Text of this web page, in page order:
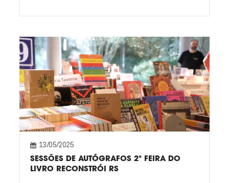
13/05/2025
SESSÕES DE AUTÓGRAFOS 2ª FEIRA DO
LIVRO RECONSTRÓI RS